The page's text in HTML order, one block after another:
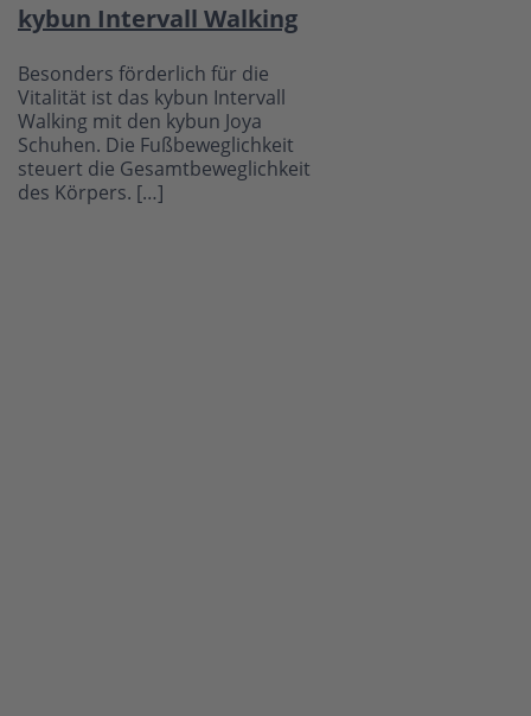
kybun Intervall Walking
Besonders förderlich für die
Vitalität ist das kybun Intervall
Walking mit den kybun Joya
Schuhen. Die Fußbeweglichkeit
steuert die Gesamtbeweglichkeit
des Körpers. […]